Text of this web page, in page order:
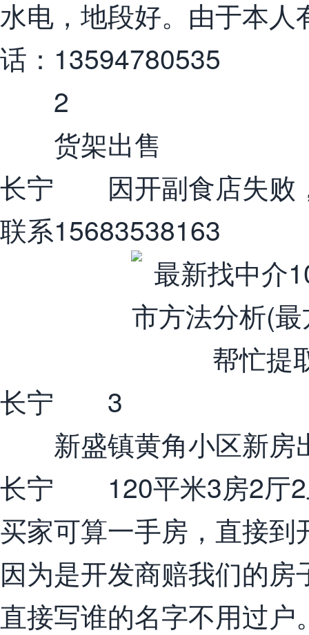
水电，地段好。由于本
话：13594780535
2
货架出售
长宁 因开副食店失败
联系15683538163
长宁 3
新盛镇黄角小区新房
长宁 120平米3房2厅2
买家可算一手房，直接
因为是开发商赔我们的
直接写谁的名字不用过